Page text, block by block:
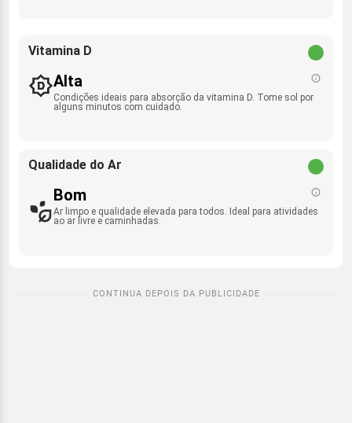
Vitamina D
Alta
Condições ideais para absorção da vitamina D. Tome sol por
alguns minutos com cuidado.
Qualidade do Ar
Bom
Ar limpo e qualidade elevada para todos. Ideal para atividades
ao ar livre e caminhadas.